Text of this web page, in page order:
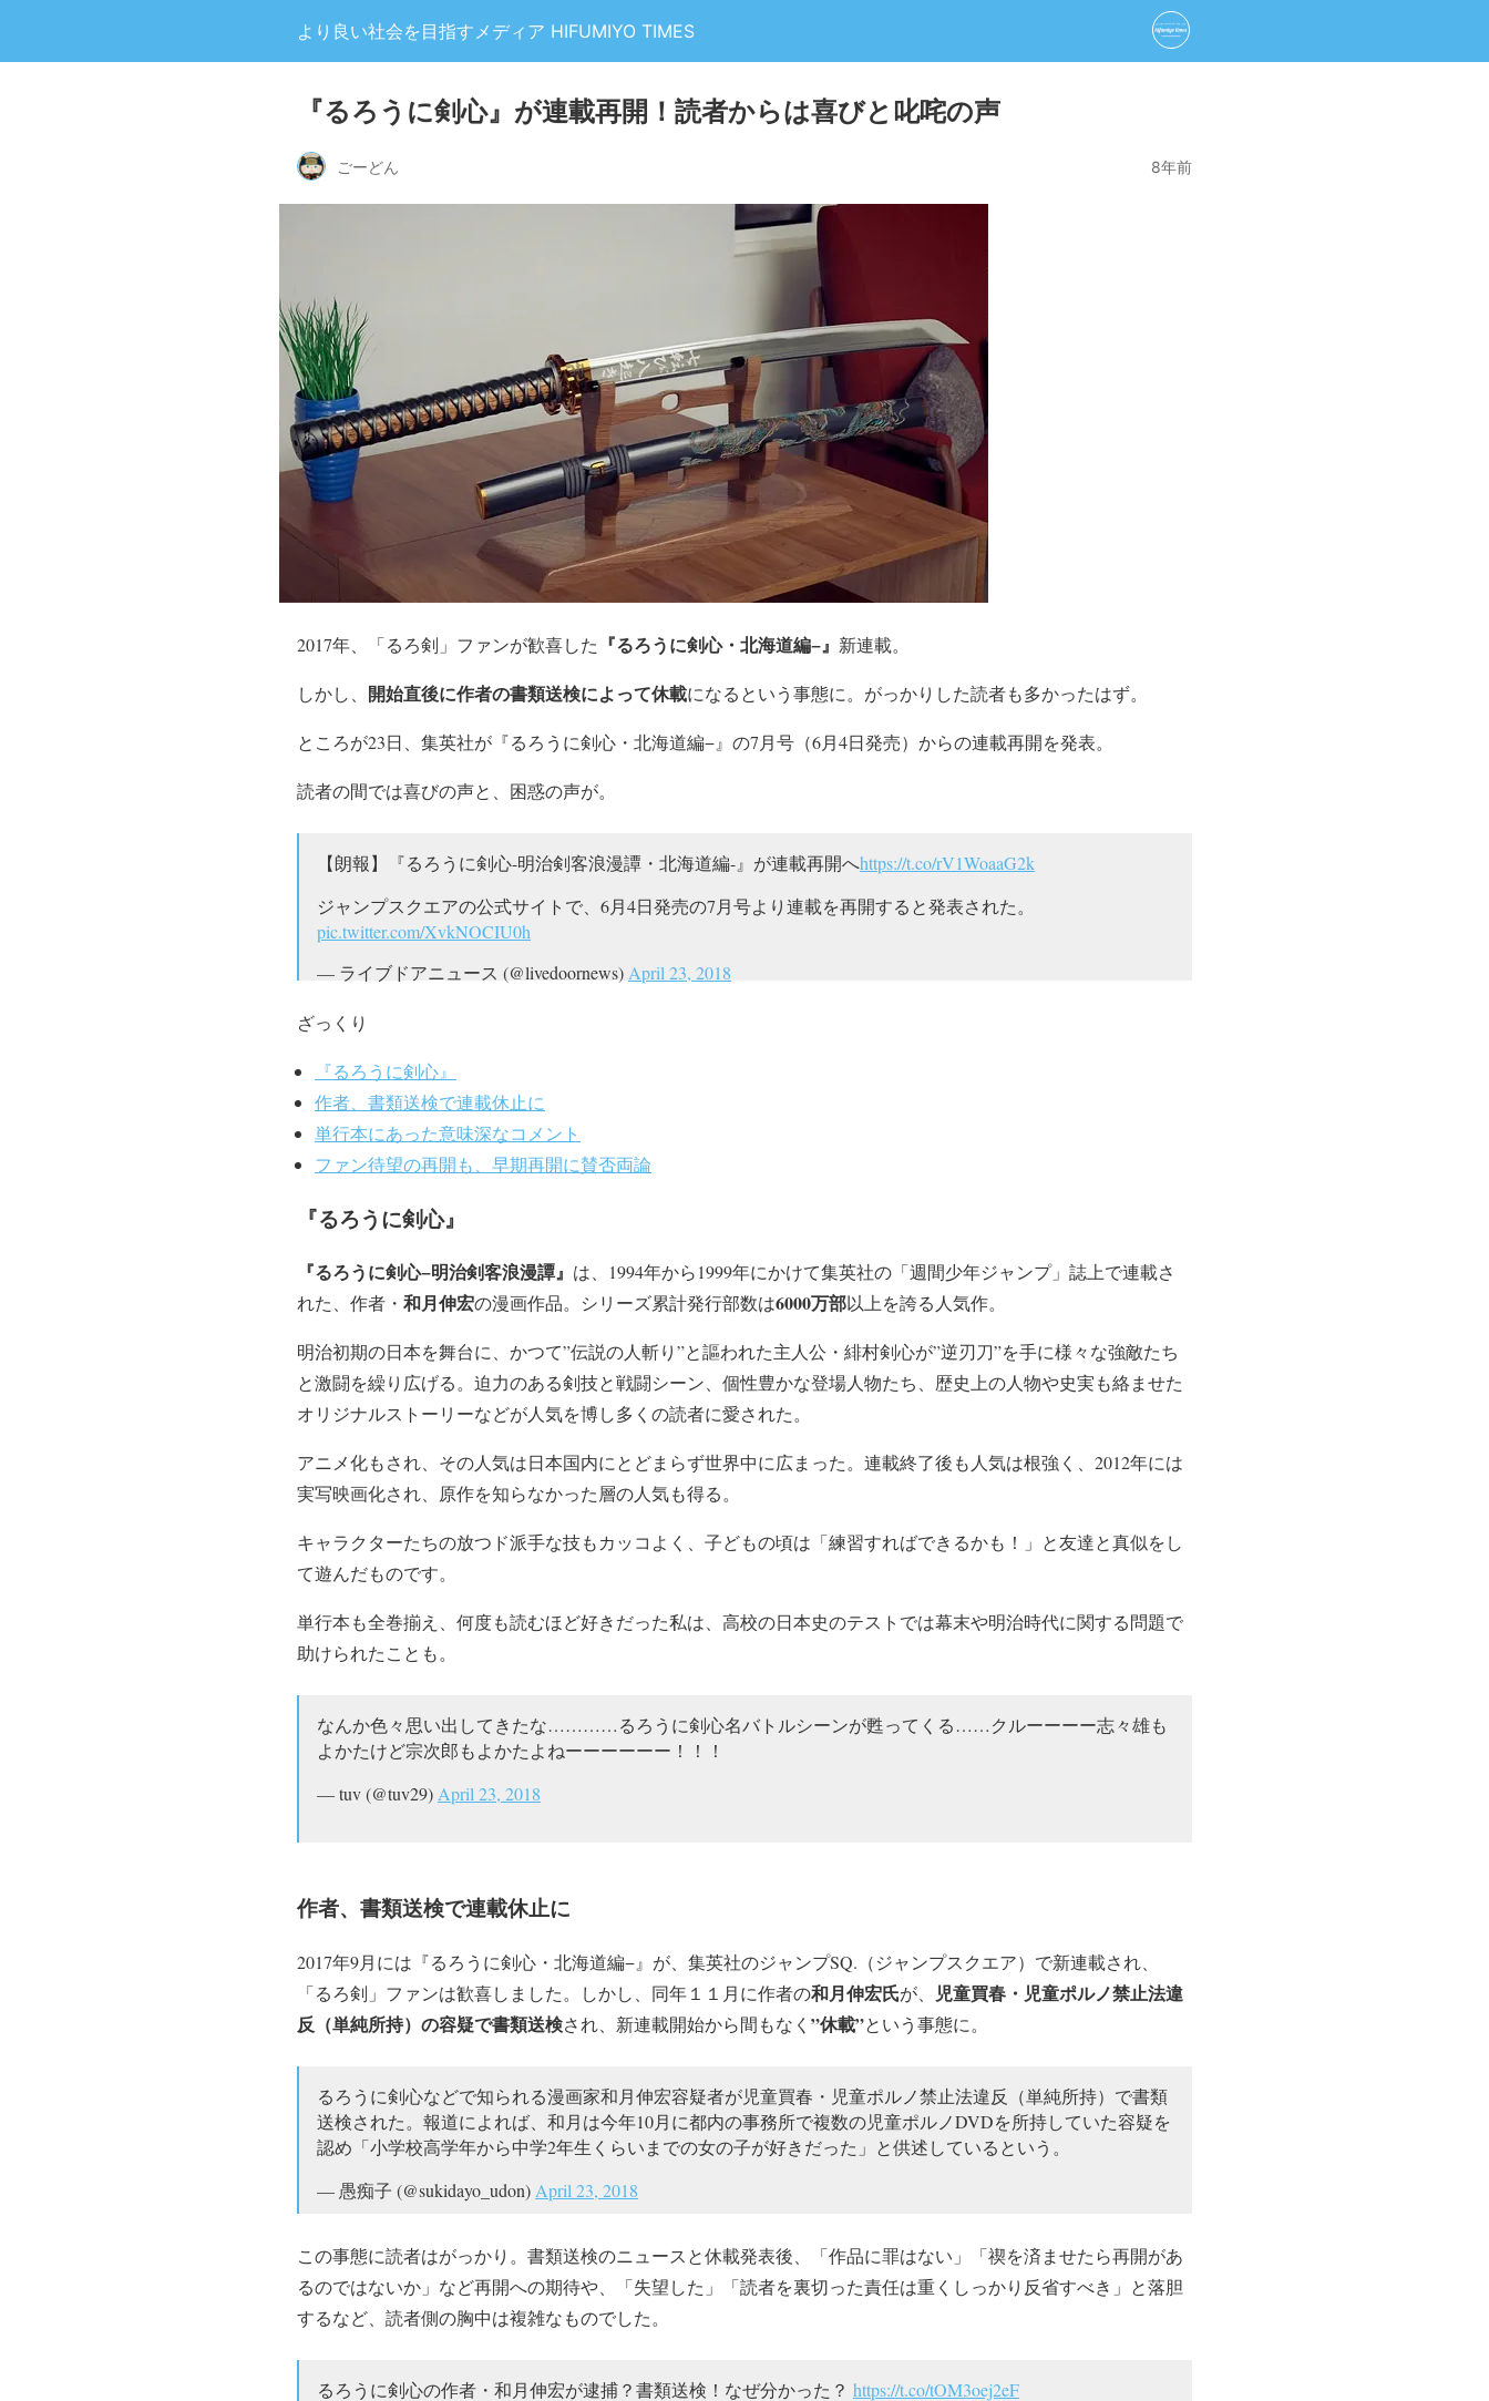
より良い社会を目指すメディア HIFUMIYO TIMES
『るろうに剣心』が連載再開！読者からは喜びと叱咤の声
ごーどん 8年前
2017年、「るろ剣」ファンが歓喜した 『るろうに剣心・北海道編−』 新連載。
しかし、 開始直後に作者の書類送検によって休載になるという事態に。がっかりした読者も多かったはず。
ところが23日、集英社が『るろうに剣心・北海道編−』の7月号（6月4日発売）からの連載再開を発表。
読者の間では喜びの声と、困惑の声が。
【朗報】『るろうに剣心-明治剣客浪漫譚・北海道編-』が連載再開へhttps://t.co/rV1WoaaG2k
ジャンプスクエアの公式サイトで、6月4日発売の7月号より連載を再開すると発表された。
pic.twitter.com/XvkNOCIU0h
— ライブドアニュース (@livedoornews) April 23, 2018
ざっくり
『るろうに剣心』
作者、書類送検で連載休止に
単行本にあった意味深なコメント
ファン待望の再開も、早期再開に賛否両論
『るろうに剣心』
『るろうに剣心−明治剣客浪漫譚』 は、1994年から1999年にかけて集英社の「週間少年ジャンプ」誌上で連載さ
れた、作者・ 和月伸宏の漫画作品。シリーズ累計発行部数は6000万部以上を誇る人気作。
明治初期の日本を舞台に、かつて”伝説の人斬り”と謳われた主人公・緋村剣心が”逆刃刀”を手に様々な強敵たち
と激闘を繰り広げる。迫力のある剣技と戦闘シーン、個性豊かな登場人物たち、歴史上の人物や史実も絡ませた
オリジナルストーリーなどが人気を博し多くの読者に愛された。
アニメ化もされ、その人気は日本国内にとどまらず世界中に広まった。連載終了後も人気は根強く、2012年には
実写映画化され、原作を知らなかった層の人気も得る。
キャラクターたちの放つド派手な技もカッコよく、子どもの頃は「練習すればできるかも！」と友達と真似をし
て遊んだものです。
単行本も全巻揃え、何度も読むほど好きだった私は、高校の日本史のテストでは幕末や明治時代に関する問題で
助けられたことも。
なんか色々思い出してきたな…………るろうに剣心名バトルシーンが甦ってくる……クルーーーー志々雄も
よかたけど宗次郎もよかたよねーーーーーー！！！
— tuv (@tuv29)April 23, 2018
作者、書類送検で連載休止に
2017年9月には『るろうに剣心・北海道編−』が、集英社のジャンプSQ.（ジャンプスクエア）で新連載され、
「るろ剣」ファンは歓喜しました。しかし、同年１１月に作者の和月伸宏氏が、 児童買春・児童ポルノ禁止法違
反（単純所持）の容疑で書類送検され、新連載開始から間もなく ”休載”という事態に。
るろうに剣心などで知られる漫画家和月伸宏容疑者が児童買春・児童ポルノ禁止法違反（単純所持）で書類
送検された。報道によれば、和月は今年10月に都内の事務所で複数の児童ポルノDVDを所持していた容疑を
認め「小学校高学年から中学2年生くらいまでの女の子が好きだった」と供述しているという。
— 愚痴子 (@sukidayo_udon) April 23, 2018
この事態に読者はがっかり。書類送検のニュースと休載発表後、「作品に罪はない」「禊を済ませたら再開があ
るのではないか」など再開への期待や、「失望した」「読者を裏切った責任は重くしっかり反省すべき」と落胆
するなど、読者側の胸中は複雑なものでした。
るろうに剣心の作者・和月伸宏が逮捕？書類送検！なぜ分かった？ https://t.co/tOM3oej2eF